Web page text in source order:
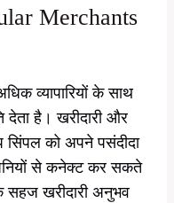
Merchants
व्यापारियों के साथ
है। खरीदारी और
को अपने पसंदीदा
से कनेक्ट कर सकते
खरीदारी अनुभव